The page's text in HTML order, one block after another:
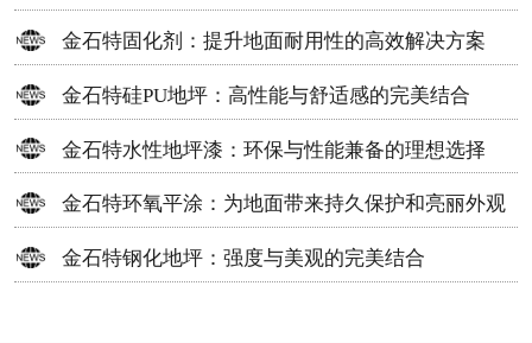
金石特固化剂：提升地面耐用性的高效解决方案
金石特硅PU地坪：高性能与舒适感的完美结合
金石特水性地坪漆：环保与性能兼备的理想选择
金石特环氧平涂：为地面带来持久保护和亮丽外观
金石特钢化地坪：强度与美观的完美结合